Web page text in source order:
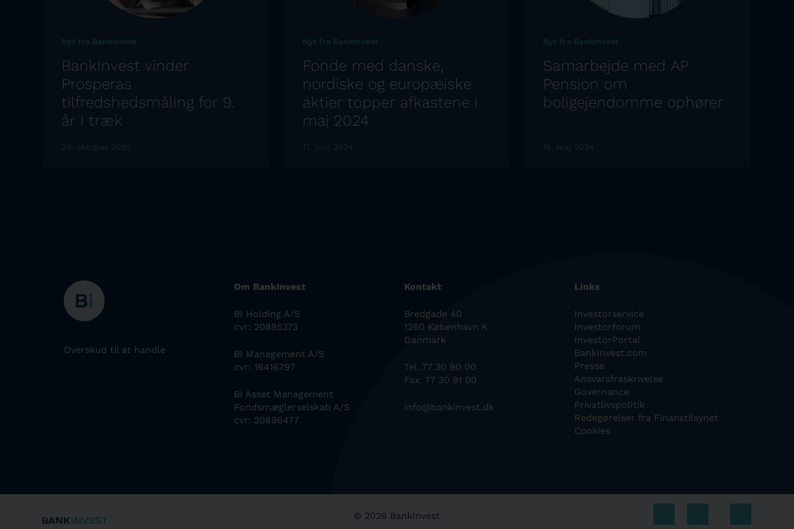
Nyt fra BankInvest
BankInvest vinder
Prosperas
tilfredshedsmåling for 9.
år i træk
24. oktober 2025
Nyt fra BankInvest
Fonde med danske,
nordiske og europæiske
aktier topper afkastene i
maj 2024
17. juni 2024
Nyt fra BankInvest
Samarbejde med AP
Pension om
boligejendomme ophører
16. maj 2024
Overskud til at handle
Om BankInvest
BI Holding A/S
cvr: 20895373
BI Management A/S
cvr: 16416797
BI Asset Management
Fondsmæglerselskab A/S
cvr: 20896477
Kontakt
Bredgade 40
1260 København K
Danmark
Tel. 77 30 90 00
Fax. 77 30 91 00
info@bankinvest.dk
Links
Investorservice
Investorforum
InvestorPortal
BankInvest.com
Presse
Ansvarsfraskrivelse
Governance
Privatlivspolitik
Redegørelser fra Finanstilsynet
Cookies
© 2026 BankInvest